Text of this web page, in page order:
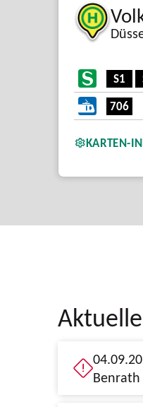
S1
706
KARTEN-
04.09.2026, 21:00 - 04.12.2026, 21:00, Teilausfall